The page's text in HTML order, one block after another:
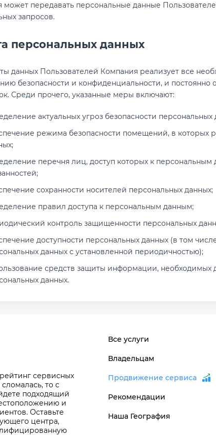
может передавать персональные данные
запросов.
персональных данных
данных Пользователей Компания реализует все
безопасности и конфиденциальности, и постоянно
Среди прочего, указанные меры включают:
актуальных угроз безопасности персональных
режима безопасности помещений, в
перечня лиц, доступ которых к
сохранности носителей персональных данных;
правил доступа к персональным данным;
контроль защищенности персональных
доступности персональных данных (в том
данных с установленной периодичностью);
средств защиты информации, необходимых
данных.
сервисных
то с
подходящий
и
Оставьте
центра,
Все услуги
Владельцам
Продвижение сервиса
Рекомендации
Наша География